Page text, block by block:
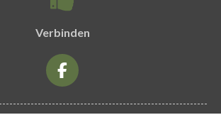
Verbinden
F
a
c